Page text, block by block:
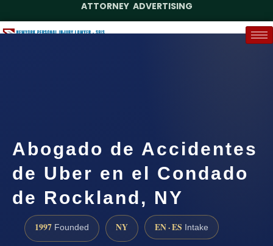
ATTORNEY ADVERTISING
Abogado de Accidentes
de Uber en el Condado
de Rockland, NY
1997 Founded NY EN · ES Intake